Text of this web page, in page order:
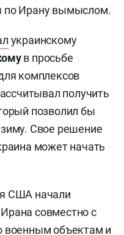
в
Postопровергли
Каролина Ливитт
что Трамп
Пресс-секретарь
отверг сведения
истощении
разногласиях и
украинскому
в просьбе